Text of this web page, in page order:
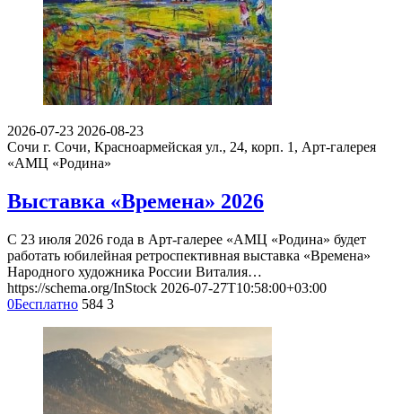
2026-07-23 2026-08-23
Сочи г. Сочи, Красноармейская ул., 24, корп. 1, Арт-галерея
«АМЦ «Родина»
Выставка «Времена» 2026
С 23 июля 2026 года в Арт-галерее «АМЦ «Родина» будет
работать юбилейная ретроспективная выставка «Времена»
Народного художника России Виталия…
https://schema.org/InStock 2026-07-27T10:58:00+03:00
0Бесплатно 584 3